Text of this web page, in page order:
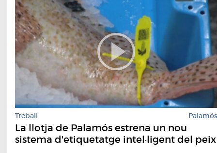
Treball Palamós
La llotja de Palamós estrena un nou
sistema d'etiquetatge intel·ligent del peix